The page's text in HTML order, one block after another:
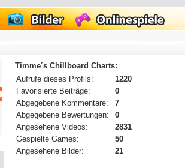
Timme´s Chillboard Charts:
Aufrufe dieses Profils:
1220
Favorisierte Beiträge:
0
Abgegebene Kommentare:
7
Abgegebene Bewertungen:
0
Angesehene Videos:
2831
Gespielte Games:
50
Angesehene Bilder:
21